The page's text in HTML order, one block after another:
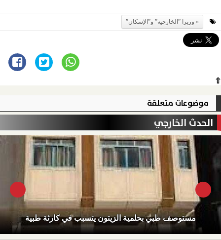
وزيرا ”الخارجية” و”الإسكان”
⇧
موضوعات متعلقة
الحدث الخارجي
مستوصف طبي بحلمية الزيتون يتسبب في كارثة طبية